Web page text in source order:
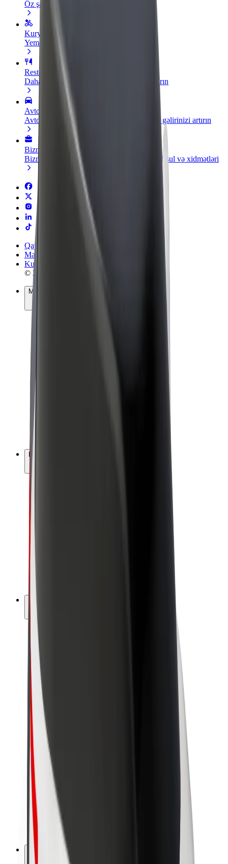
Öz şərtlərinizə uyğun olaraq qazanın
Kuryer kimi qoşul
Yemək çatdırın və həftəlik ödəniş alın
Restoran və ya mağaza əlavə edin
Daha çox müştəri cəlb edin və satışları artırın
Avtopark sahibi kimi qeydiyyatdan keçin
Avtoparkınızı Bolt platformasına qoşun və gəlirinizi artırın
Biznes üçün Bolt
Biznesiniz üçün miqyaslandırılmış Bolt məhsul və xidmətləri
Qaydalar və Şərtlər
Məxfilik
Kukilər
© 2026 Bolt Technology OÜ
Məhsullar
Bolt ilə pul qazanın
Şirkət
Xəbər otağı
Brend təlimatları
Missiya
İnvestorlarla əlaqələr
Rəhbərlik
Brend
Media
Urban Fondu
Təhlükəsizlik